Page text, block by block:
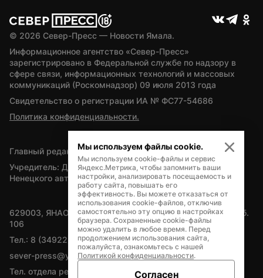
© 2026 Север-Пресс — Новости Ямала.
Информационное агентство «Север-Пресс»
зарегистрировано в Федеральной службе по надзору в
сфере связи, информационных технологий и массовых
коммуникаций (Роскомнадзор) 09 июля 2013 года
Свидетельство о регистрации ИА № ФС77-54686
Политика конфиденциальности.
Главный редактор — А.Л. Поздеев
Учредитель: Департамент внутренней политики Ямало-
Ненецкого автономного округа
629003, ЯНАО, Салехард, мкр. Богдана Кнунянца, д.1, каб.
106
Тел.: 8 (34922) 71262
sever-press@yamal-media.ru
Тел. отдела рекламы: 8 (34922) 42728
Мы используем файлы cookie.
Мы используем cookie-файлы и сервис
Яндекс.Метрика, чтобы запомнить ваши
настройки, анализировать посещаемость и
работу сайта, повышать его
эффективность. Вы можете отказаться от
использования cookie-файлов, отключив
самостоятельно эту опцию в настройках
браузера. Сохраненные cookie-файлы
можно удалить в любое время. Перед
продолжением использования сайта,
пожалуйста, ознакомьтесь с нашей
Политикой конфиденциальности.
Согласен